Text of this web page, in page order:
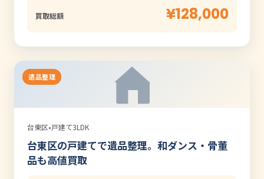
買取総額 ¥128,000
遺品整理
台東区•戸建て3LDK
台東区の戸建てで遺品整理。和ダンス・骨董
品も高値買取